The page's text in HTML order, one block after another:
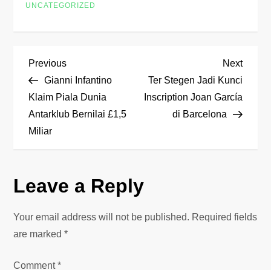
UNCATEGORIZED
P
o
s
n
a
v
Previous
Post
Previous
Gianni Infantino
Klaim Piala Dunia
Antarklub Bernilai £1,5
Miliar
Next
Post
Next
Ter Stegen Jadi Kunci
Inscription Joan García
di Barcelona
Leave a Reply
Your email address will not be published. Required fields
are marked*
Comment*